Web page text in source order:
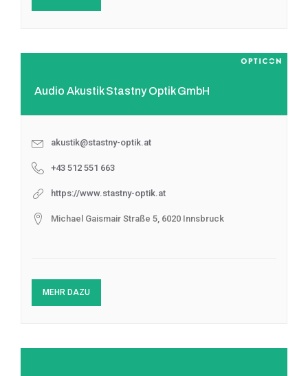
Audio Akustik Stastny Optik GmbH
akustik@stastny-optik.at
+43 512 551 663
https://www.stastny-optik.at
Michael Gaismair Straße 5, 6020 Innsbruck
MEHR DAZU